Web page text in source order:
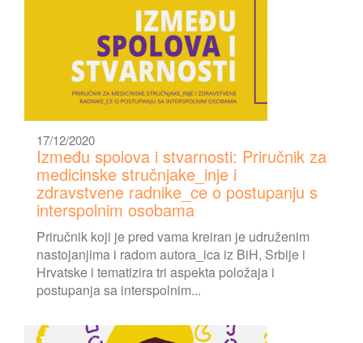
17/12/2020
Između spolova i stvarnosti: Priručnik za
medicinske stručnjake_inje i
zdravstvene radnike_ce o postupanju s
interspolnim osobama
Priručnik koji je pred vama kreiran je udruženim
nastojanjima i radom autora_ica iz BiH, Srbije i
Hrvatske i tematizira tri aspekta položaja i
postupanja sa interspolnim...